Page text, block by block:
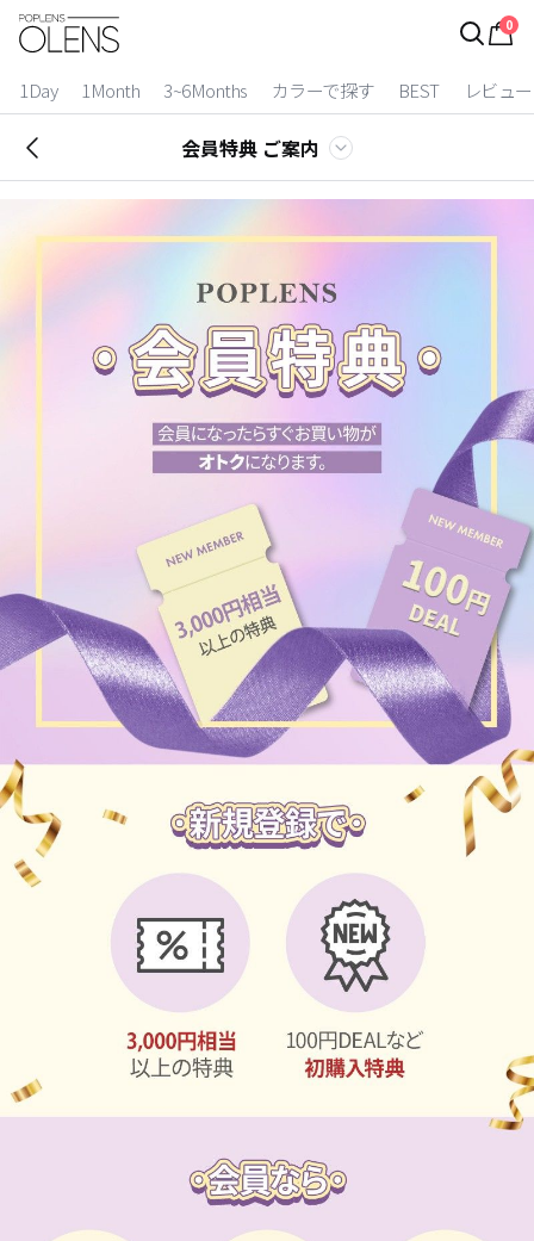
0
1Day 1Month 3~6Months カラーで探す BEST レビュー
ログイン
カラコン比較
今月限定特典
ベスト
装着期間
2 Weeks
3~6 Months
よりどりキット
チョコ
グレー
ブラック
ヘーゼル
グリーン
ピンク
乱視用
ケア用品
EYEしてる
カスタマーサービス
ショッピングガイド
アプリダウンロード
会員特典 ご案内